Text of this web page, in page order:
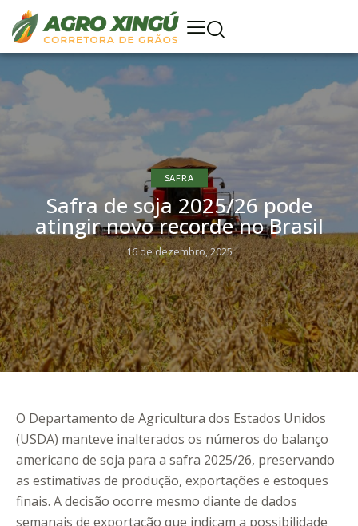
SAFRA
Safra de soja 2025/26 pode
atingir novo recorde no Brasil
16 de dezembro, 2025
O Departamento de Agricultura dos Estados Unidos
(USDA) manteve inalterados os números do balanço
americano de soja para a safra 2025/26, preservando
as estimativas de produção, exportações e estoques
finais. A decisão ocorre mesmo diante de dados
semanais de exportação que indicam a possibilidade